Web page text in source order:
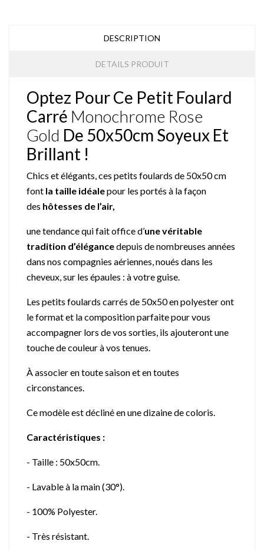
DESCRIPTION
DETAILS PRODUIT
Optez Pour Ce Petit Foulard
Carré Monochrome Rose
Gold De 50x50cm Soyeux Et
Brillant !
Chics et élégants, ces petits foulards de 50x50 cm
font la taille idéalepour les portés à la façon
des hôtesses de l’air,
une tendance qui fait office d’une véritable
tradition d’élégancedepuis de nombreuses années
dans nos compagnies aériennes, noués dans les
cheveux, sur les épaules : à votre guise.
Les petits foulards carrés de 50x50 en polyester ont
le format et la composition parfaite pour vous
accompagner lors de vos sorties, ils ajouteront une
touche de couleur à vos tenues.
À associer en toute saison et en toutes
circonstances.
Ce modèle est décliné en une dizaine de coloris.
Caractéristiques :
- Taille : 50x50cm.
- Lavable à la main (30°).
- 100% Polyester.
- Très résistant.